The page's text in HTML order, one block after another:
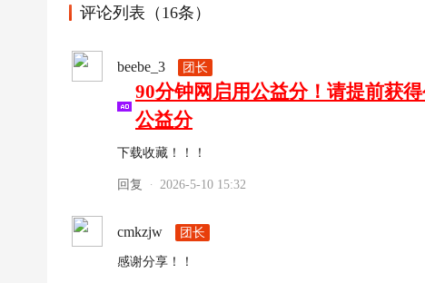
评论列表（16条）
beebe_3 团长
90分钟网启用公益分！请提前获
公益分
下载收藏！！！
回复 · 2026-5-10 15:32
cmkzjw 团长
感谢分享！！